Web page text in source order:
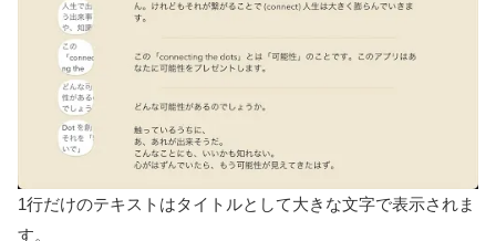
1行だけのテキストはタイトルとして大きな文字で表示されま
す。